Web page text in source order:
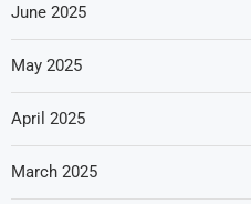
June 2025
May 2025
April 2025
March 2025